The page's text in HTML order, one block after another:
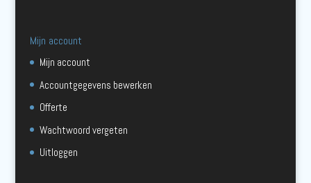
Mijn account
Mijn account
Accountgegevens bewerken
Offerte
Wachtwoord vergeten
Uitloggen